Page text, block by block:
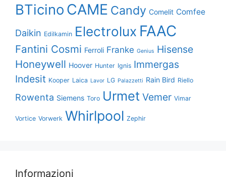
BTicino CAME Candy Comelit Comfee
Daikin Edilkamin Electrolux FAAC
Fantini Cosmi Ferroli Franke Genius Hisense
Honeywell Hoover Hunter Ignis Immergas
Indesit Kooper Laica Lavor LG Palazzetti Rain Bird Riello
Rowenta Siemens Toro Urmet Vemer Vimar
Vortice Vorwerk Whirlpool Zephir
Informazioni